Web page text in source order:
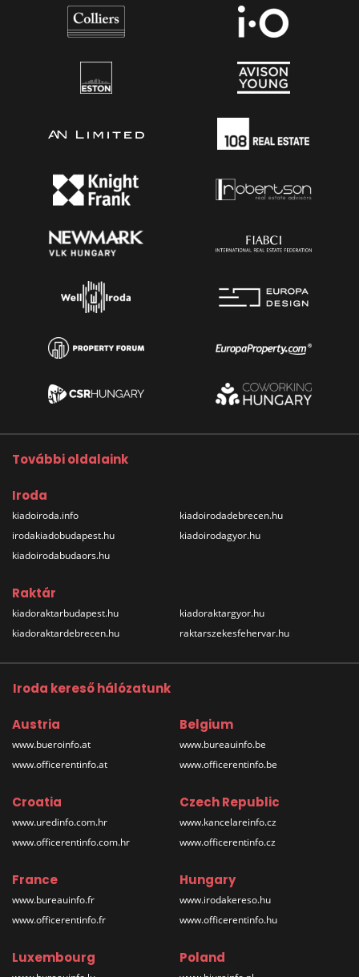
További oldalaink
Iroda
kiadoiroda.info
irodakiadobudapest.hu
kiadoirodabudaors.hu
kiadoirodadebrecen.hu
kiadoirodagyor.hu
Raktár
kiadoraktarbudapest.hu
kiadoraktardebrecen.hu
kiadoraktargyor.hu
raktarszekesfehervar.hu
Iroda kereső hálózatunk
Austria
www.bueroinfo.at
www.officerentinfo.at
Belgium
www.bureauinfo.be
www.officerentinfo.be
Croatia
www.uredinfo.com.hr
www.officerentinfo.com.hr
Czech Republic
www.kancelareinfo.cz
www.officerentinfo.cz
France
www.bureauinfo.fr
www.officerentinfo.fr
Hungary
www.irodakereso.hu
www.officerentinfo.hu
Luxembourg Poland